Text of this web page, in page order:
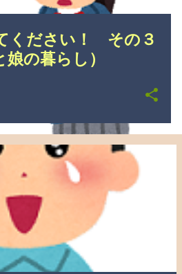
ください！ その３
娘の暮らし）